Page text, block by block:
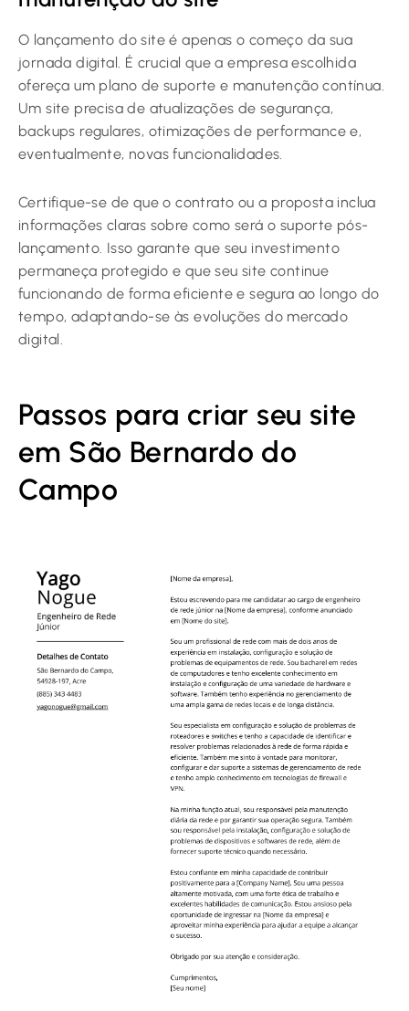
O lançamento do site é apenas o começo da sua
jornada digital. É crucial que a empresa escolhida
ofereça um plano de suporte e manutenção contínua.
Um site precisa de atualizações de segurança,
backups regulares, otimizações de performance e,
eventualmente, novas funcionalidades.
Certifique-se de que o contrato ou a proposta inclua
informações claras sobre como será o suporte pós-
lançamento. Isso garante que seu investimento
permaneça protegido e que seu site continue
funcionando de forma eficiente e segura ao longo do
tempo, adaptando-se às evoluções do mercado
digital.
Passos para criar seu site
em São Bernardo do
Campo